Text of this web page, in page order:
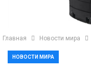
Главная Новости мира
НОВОСТИ МИРА